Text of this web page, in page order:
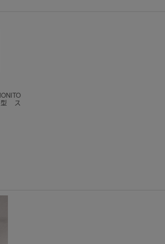
型 ス